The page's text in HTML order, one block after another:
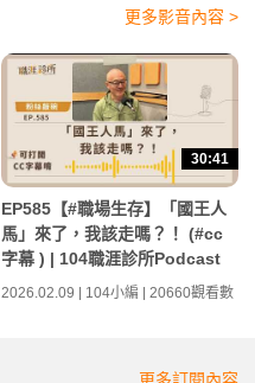
更多影音內容 >
30:41
EP585【#職場生存】「國王人
馬」來了，我該走嗎？！ (#cc
字幕 ) | 104職涯診所Podcast
2026.02.09 | 104小編 | 20660觀看數